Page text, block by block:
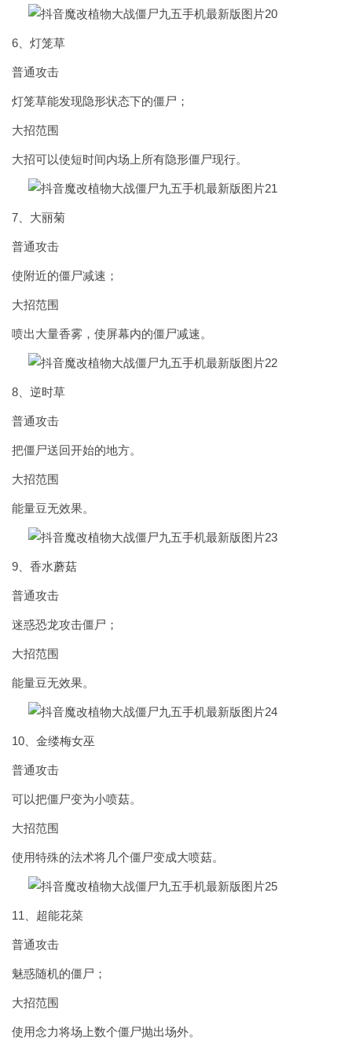
6、灯笼草
普通攻击
灯笼草能发现隐形状态下的僵尸；
大招范围
大招可以使短时间内场上所有隐形僵尸现行。
7、大丽菊
普通攻击
使附近的僵尸减速；
大招范围
喷出大量香雾，使屏幕内的僵尸减速。
8、逆时草
普通攻击
把僵尸送回开始的地方。
大招范围
能量豆无效果。
9、香水蘑菇
普通攻击
迷惑恐龙攻击僵尸；
大招范围
能量豆无效果。
10、金缕梅女巫
普通攻击
可以把僵尸变为小喷菇。
大招范围
使用特殊的法术将几个僵尸变成大喷菇。
11、超能花菜
普通攻击
魅惑随机的僵尸；
大招范围
使用念力将场上数个僵尸抛出场外。